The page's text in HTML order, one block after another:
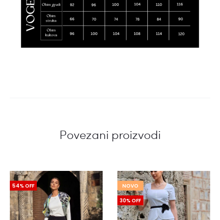
Povezani proizvodi
54% OFF
NOVO
30% OFF